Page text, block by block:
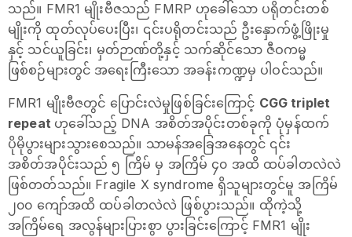
သည်။ FMR1 မျိုးဗီဇသည် FMRP ဟုခေါ်သော ပရိုတင်းတစ်
မျိုးကို ထုတ်လုပ်ပေးပြီး၊ ၎င်းပရိုတင်းသည် ဦးနှောက်ဖွံ့ဖြိုးမှု
နှင့် သင်ယူခြင်း၊ မှတ်ဉာဏ်တို့နှင့် သက်ဆိုင်သော ဇီဝကမ္မ
ဖြစ်စဉ်များတွင် အရေးကြီးသော အခန်းကဏ္ဍမှ ပါဝင်သည်။
FMR1 မျိုးဗီဇတွင် ပြောင်းလဲမှုဖြစ်ခြင်းကြောင့် CGG triplet
repeat ဟုခေါ်သည့် DNA အစိတ်အပိုင်းတစ်ခုကို ပုံမှန်ထက်
ပိုမိုပွားများသွားစေသည်။ သာမန်အခြေအနေတွင် ၎င်း
အစိတ်အပိုင်းသည် ၅ ကြိမ် မှ အကြိမ် ၄၀ အထိ ထပ်ခါတလဲလဲ
ဖြစ်တတ်သည်။ Fragile X syndrome ရှိသူများတွင်မူ အကြိမ်
၂၀၀ ကျော်အထိ ထပ်ခါတလဲလဲ ဖြစ်ပွားသည်။ ထိုကဲ့သို့
အကြိမ်ရေ အလွန်များပြားစွာ ပွားခြင်းကြောင့် FMR1 မျိုး